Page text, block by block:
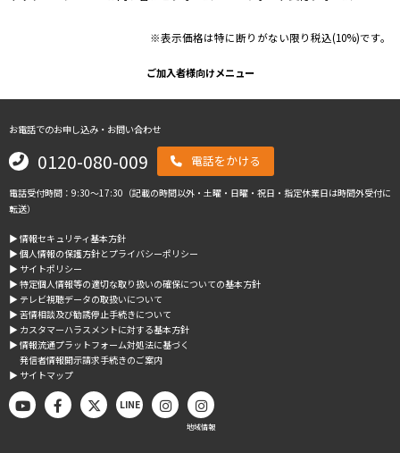
※表示価格は特に断りがない限り税込(10%)です。
ご加入者様向けメニュー
お電話でのお申し込み・お問い合わせ
0120-080-009 電話をかける
電話受付時間：9:30～17:30（記載の時間以外・土曜・日曜・祝日・指定休業日は時間外受付に
転送）
▶︎ 情報セキュリティ基本方針
▶︎ 個人情報の保護方針とプライバシーポリシー
▶︎ サイトポリシー
▶︎ 特定個人情報等の適切な取り扱いの確保についての基本方針
▶︎ テレビ視聴データの取扱いについて
▶︎ 苦情相談及び勧誘停止手続きについて
▶︎ カスタマーハラスメントに対する基本方針
▶︎ 情報流通プラットフォーム対処法に基づく
発信者情報開示請求手続きのご案内
▶︎ サイトマップ
LINE
地域情報